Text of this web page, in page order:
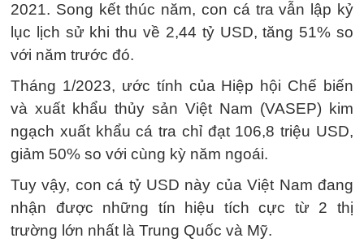
2021. Song kết thúc năm, con cá tra vẫn lập kỷ
lục lịch sử khi thu về 2,44 tỷ USD, tăng 51% so
với năm trước đó.
Tháng 1/2023, ước tính của Hiệp hội Chế biến
và xuất khẩu thủy sản Việt Nam (VASEP) kim
ngạch xuất khẩu cá tra chỉ đạt 106,8 triệu USD,
giảm 50% so với cùng kỳ năm ngoái.
Tuy vậy, con cá tỷ USD này của Việt Nam đang
nhận được những tín hiệu tích cực từ 2 thị
trường lớn nhất là Trung Quốc và Mỹ.